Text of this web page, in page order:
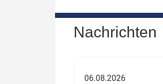
SPNV-Marktdaten
Nachrichten
06.08.2026